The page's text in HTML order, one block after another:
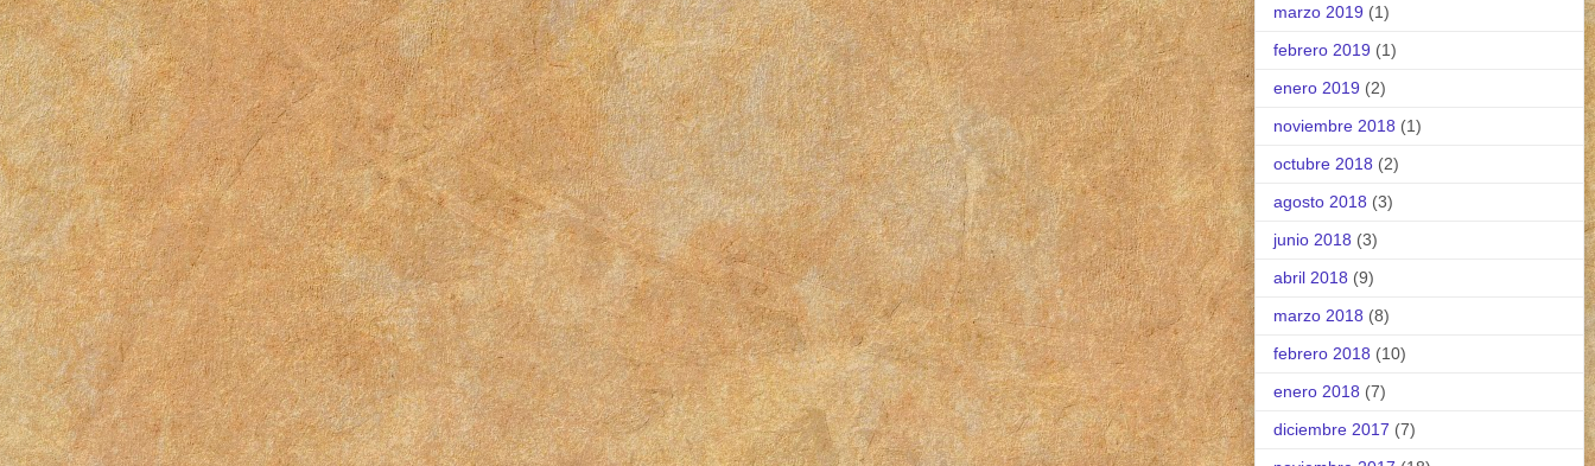
marzo 2019 (1)
febrero 2019 (1)
enero 2019 (2)
noviembre 2018 (1)
octubre 2018 (2)
agosto 2018 (3)
junio 2018 (3)
abril 2018 (9)
marzo 2018 (8)
febrero 2018 (10)
enero 2018 (7)
diciembre 2017 (7)